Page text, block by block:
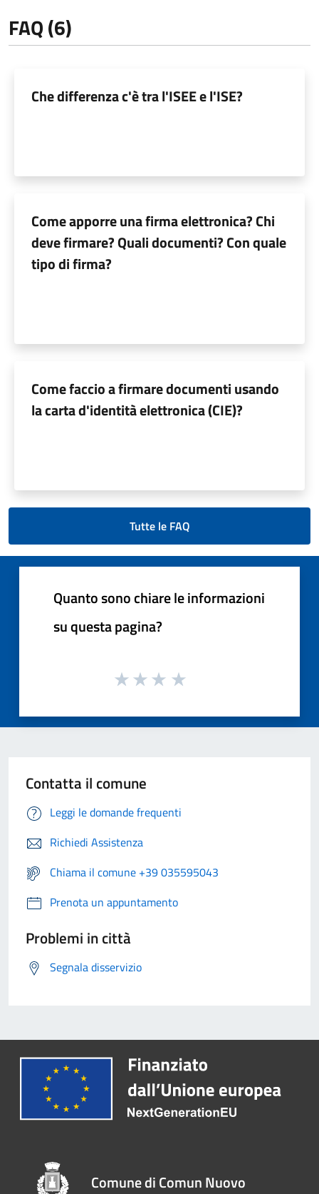
FAQ (6)
Che differenza c'è tra l'ISEE e l'ISE?
Come apporre una firma elettronica? Chi
deve firmare? Quali documenti? Con quale
tipo di firma?
Come faccio a firmare documenti usando
la carta d'identità elettronica (CIE)?
Tutte le FAQ
Quanto sono chiare le informazioni
su questa pagina?
Contatta il comune
Leggi le domande frequenti
Richiedi Assistenza
Chiama il comune +39 035595043
Prenota un appuntamento
Problemi in città
Segnala disservizio
Comune di Comun Nuovo